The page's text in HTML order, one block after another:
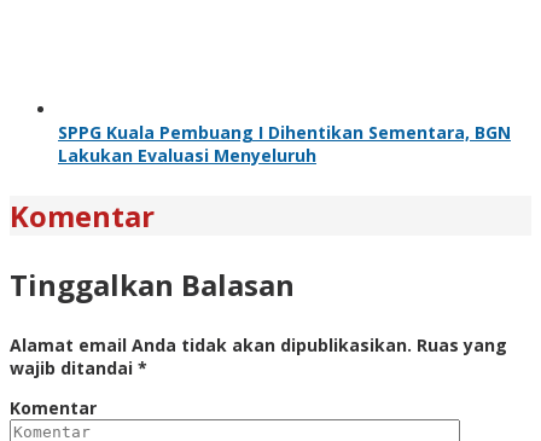
SPPG Kuala Pembuang I Dihentikan Sementara, BGN
Lakukan Evaluasi Menyeluruh
Komentar
Tinggalkan Balasan
Alamat email Anda tidak akan dipublikasikan. Ruas yang
wajib ditandai *
Komentar